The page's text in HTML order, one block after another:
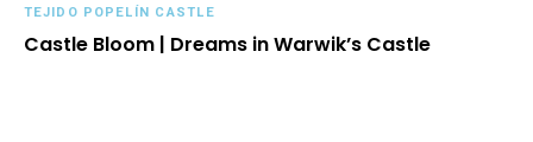
TEJIDO POPELÍN CASTLE
Castle Bloom | Dreams in Warwik’s Castle